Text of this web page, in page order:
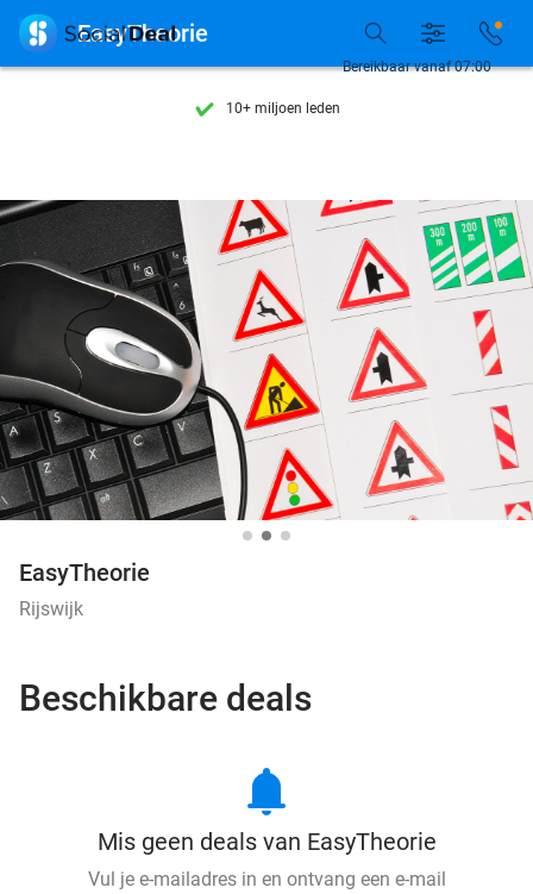
7 dagen per week beschikbaar
10+ miljoen leden
7 dagen per week beschikbaar
10+ miljoen leden
Bereikbaar vanaf 07:00
 EasyTheorie
EasyTheorie
Rijswijk
Beschikbare deals
notifications
Mis geen deals van EasyTheorie
Vul je e-mailadres in en ontvang een e-mail